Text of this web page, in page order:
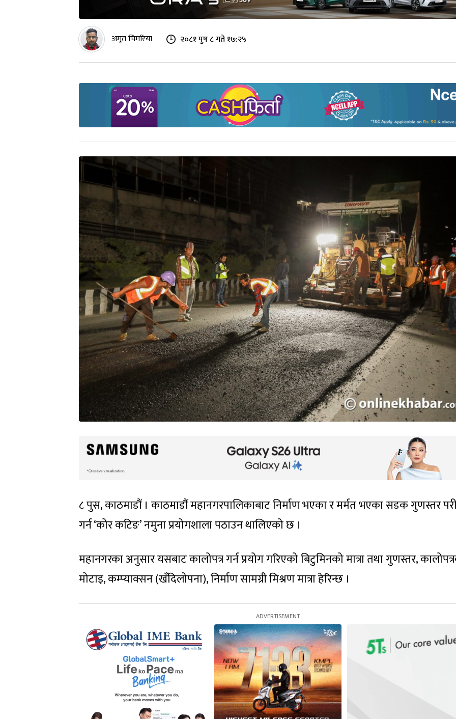
अमृत चिमरिया २०८१ पुष ८ गते १७:२५
८ पुस, काठमाडौं । काठमाडौं महानगरपालिकाबाट निर्माण भएका र मर्मत भएका सडक गुणस्तर
गर्न ‘कोर कटिङ’ नमुना प्रयोगशाला पठाउन थालिएको छ ।
महानगरका अनुसार यसबाट कालोपत्र गर्न प्रयोग गरिएको बिटुमिनको मात्रा तथा गुणस्तर,
मोटाइ, कम्प्याक्सन (खँदिलोपना), निर्माण सामग्री मिश्रण मात्रा हेरिन्छ ।